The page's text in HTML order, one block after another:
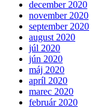
december 2020
november 2020
september 2020
august 2020
júl 2020
jún 2020
máj 2020
apríl 2020
marec 2020
február 2020